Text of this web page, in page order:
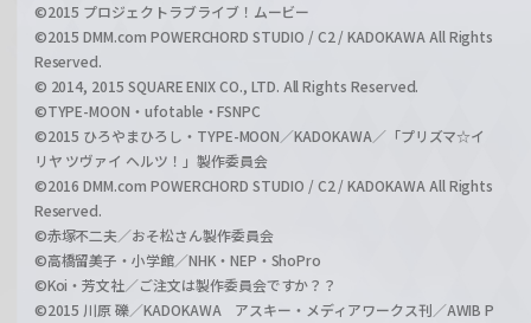
©2015 プロジェクトラブライブ！ムービー
©2015 DMM.com POWERCHORD STUDIO / C2 / KADOKAWA All Rights
Reserved.
© 2014, 2015 SQUARE ENIX CO., LTD. All Rights Reserved.
©TYPE-MOON・ufotable・FSNPC
©2015 ひろやまひろし・TYPE-MOON／KADOKAWA／「プリズマ☆イ
リヤ ツヴァイ ヘルツ！」製作委員会
©2016 DMM.com POWERCHORD STUDIO / C2 / KADOKAWA All Rights
Reserved.
©赤塚不二夫／おそ松さん製作委員会
©高橋留美子・小学館／NHK・NEP・ShoPro
©Koi・芳文社／ご注文は製作委員会ですか？？
©2015 川原 礫／KADOKAWA アスキー・メディアワークス刊／AWIB P